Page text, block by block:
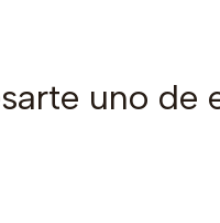
uno de